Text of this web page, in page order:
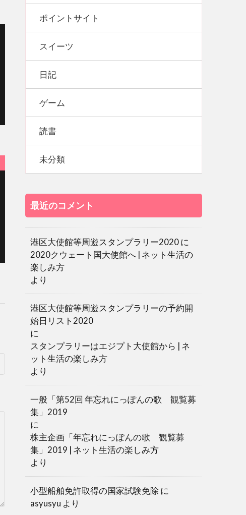
ポイントサイト
スイーツ
日記
ゲーム
読書
未分類
最近のコメント
港区大使館等周遊スタンプラリー2020に
2020クウェート国大使館へ | ネット生活の
楽しみ方
より
港区大使館等周遊スタンプラリーの予約開
始日リスト2020
に
スタンプラリーはエジプト大使館から | ネ
ット生活の楽しみ方
より
一般「第52回 年忘れにっぽんの歌 観覧募
集」2019
に
株主企画「年忘れにっぽんの歌 観覧募
集」2019 | ネット生活の楽しみ方
より
小型船舶免許取得の国家試験免除 に
asyusyu より